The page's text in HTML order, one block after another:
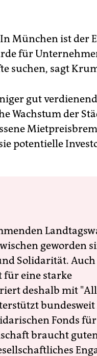
München ist der
für
suchen, sagt
gut
Wachstum der
potentielle
geworden
Solidarität.
für eine starke
deshalb mit
Fonds
braucht